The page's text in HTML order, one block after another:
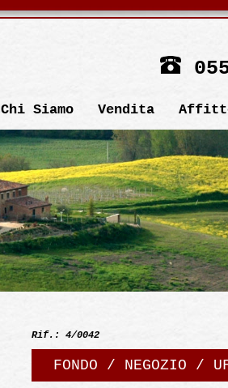
Chi Siamo Vendita
Rif.: 4/0042
FONDO / NEGOZIO